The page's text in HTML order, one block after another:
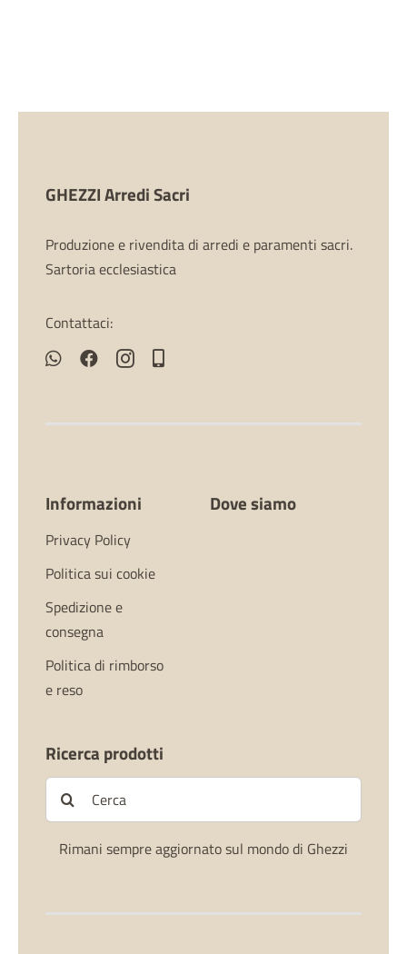
GHEZZI Arredi Sacri
Produzione e rivendita di arredi e paramenti sacri.
Sartoria ecclesiastica
Contattaci:
Informazioni
Privacy Policy
Politica sui cookie
Spedizione e
consegna
Politica di rimborso
e reso
Dove siamo
Ricerca prodotti
Cerca
per:
Rimani sempre aggiornato sul mondo di Ghezzi